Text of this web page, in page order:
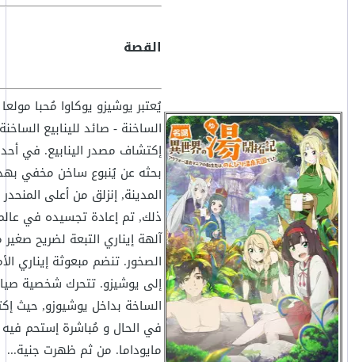
القصة
يُعتبر يوشيزو يوكاوا مُحبا مولعا
الساخنة - صائد للينابيع
إكتشاف مصدر الينابيع. في أحد
بحثه عن يُنبوع ساخن مخفي
المدينة, إنزلق من أعلى
ذلك, تم إعادة تجسيده في
آلهة إيناري التبعة لضريح
الصخور. تنضم مبعوثة إيناري
إلى يوشيزو. تتحرك شخصية صياد
الساخة بداخل يوشيوزو, حيث
في الحال و مُباشرة إستحم
مايوداما. من ثم ظهرت جنية...